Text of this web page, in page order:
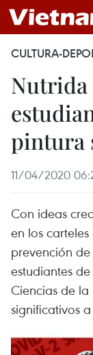
CULTURA-
pintura
11/04/2020
Con ideas
en los
prevención
estudiantes
Ciencias de
significativos